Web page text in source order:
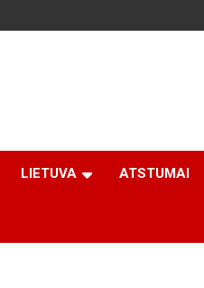
LIETUVA ATSTUMAI